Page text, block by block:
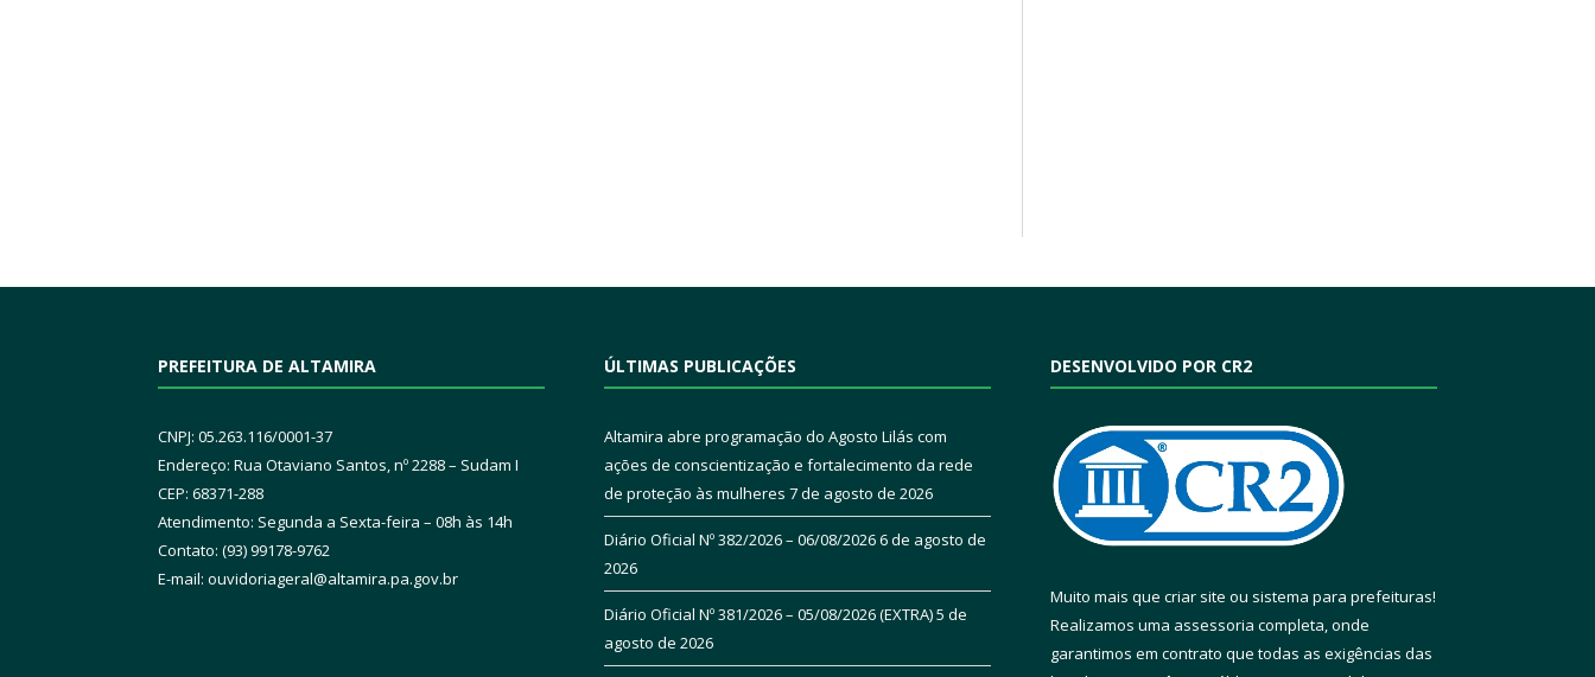
PREFEITURA DE ALTAMIRA
CNPJ: 05.263.116/0001-37
Endereço: Rua Otaviano Santos, nº 2288 – Sudam I
CEP: 68371-288
Atendimento: Segunda a Sexta-feira – 08h às 14h
Contato: (93) 99178-9762
E-mail: ouvidoriageral@altamira.pa.gov.br
ÚLTIMAS PUBLICAÇÕES
Altamira abre programação do Agosto Lilás com
ações de conscientização e fortalecimento da rede
de proteção às mulheres 7 de agosto de 2026
Diário Oficial Nº 382/2026 – 06/08/20266 de agosto de
2026
Diário Oficial Nº 381/2026 – 05/08/2026 (EXTRA)5 de
agosto de 2026
DESENVOLVIDO POR CR2
Muito mais que criar site ou sistema para prefeituras!
Realizamos uma assessoria completa, onde
garantimos em contrato que todas as exigências das